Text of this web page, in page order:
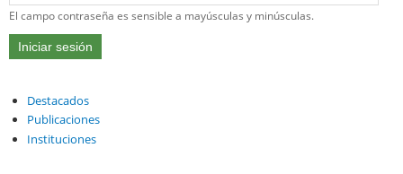
El campo contraseña es sensible a mayúsculas y minúsculas.
Destacados
Publicaciones
Instituciones